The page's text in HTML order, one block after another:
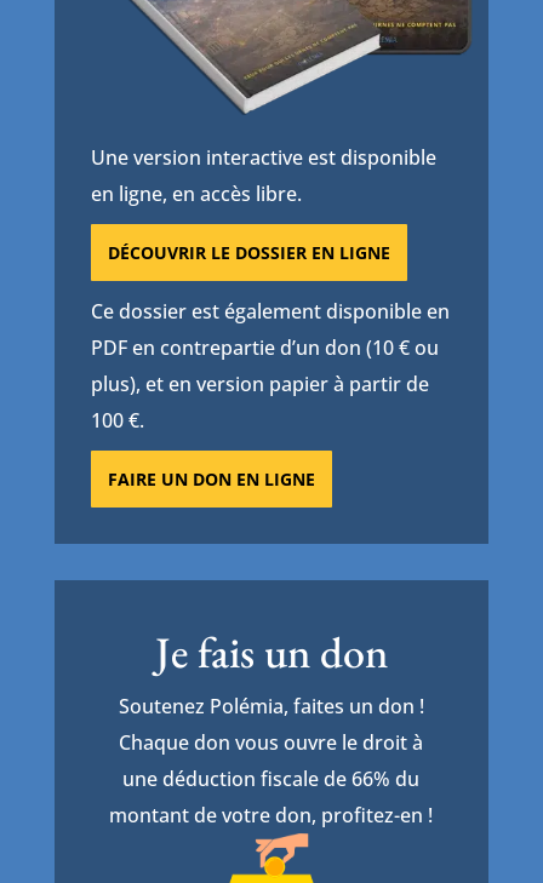
Une version interactive est disponible
en ligne, en accès libre.
DÉCOUVRIR LE DOSSIER EN LIGNE
Ce dossier est également disponible en
PDF en contrepartie d’un don (10 € ou
plus), et en version papier à partir de
100 €.
FAIRE UN DON EN LIGNE
Je fais un don
Soutenez Polémia, faites un don !
Chaque don vous ouvre le droit à
une déduction fiscale de 66% du
montant de votre don, profitez-en !